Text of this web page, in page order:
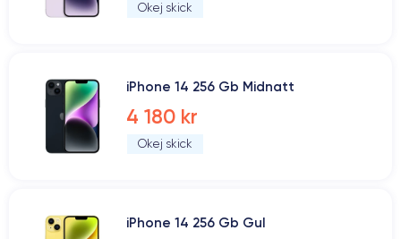
Okej skick
iPhone 14 256 Gb Midnatt
4 180 kr
Okej skick
iPhone 14 256 Gb Gul